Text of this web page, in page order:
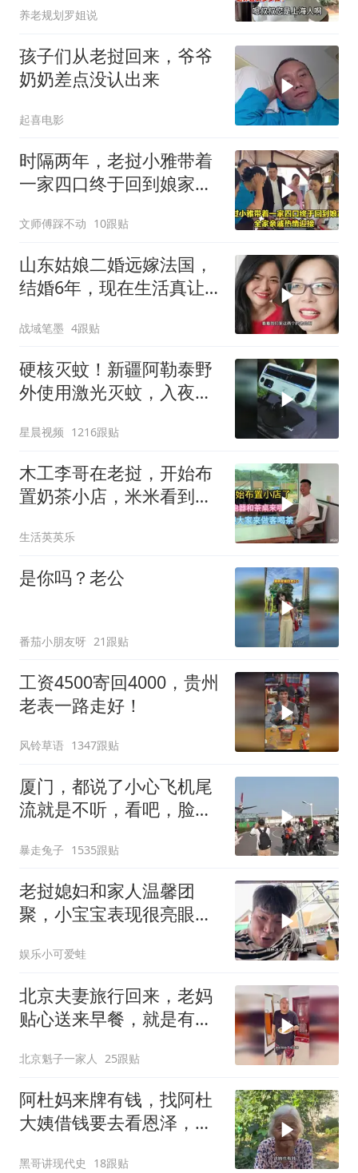
养老规划罗姐说
孩子们从老挝回来，爷爷
奶奶差点没认出来
起喜电影
时隔两年，老挝小雅带着
一家四口终于回到娘家，
文师傅踩不动 10跟贴
山东姑娘二婚远嫁法国，
结婚6年，现在生活真让
战域笔墨 4跟贴
硬核灭蚊！新疆阿勒泰野
外使用激光灭蚊，入夜之
星晨视频 1216跟贴
木工李哥在老挝，开始布
置奶茶小店，米米看到会
生活英英乐
是你吗？老公
番茄小朋友呀 21跟贴
工资4500寄回4000，贵州
老表一路走好！
风铃草语 1347跟贴
厦门，都说了小心飞机尾
流就是不听，看吧，脸都
暴走兔子 1535跟贴
老挝媳妇和家人温馨团
聚，小宝宝表现很亮眼，
娱乐小可爱蛙
北京夫妻旅行回来，老妈
贴心送来早餐，就是有点
北京魁子一家人 25跟贴
阿杜妈来牌有钱，找阿杜
大姨借钱要去看恩泽，看
黑哥讲现代史 18跟贴